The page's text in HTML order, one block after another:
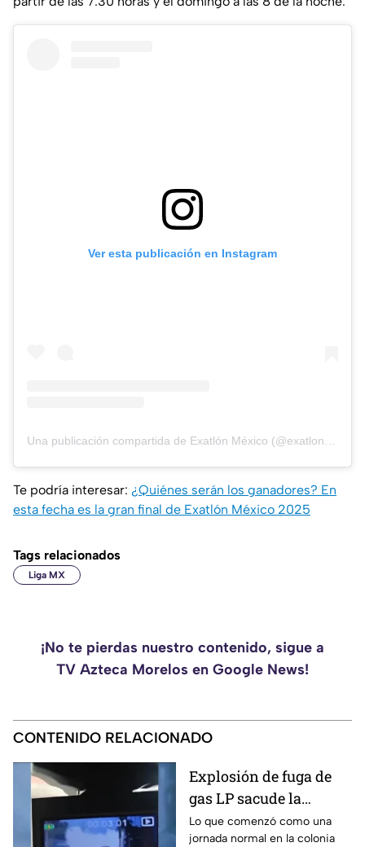
Ver esta publicación en Instagram
Una publicación compartida de Exatlón México (@exatlonmx)
Te podría interesar: ¿Quiénes serán los ganadores? En
esta fecha es la gran final de Exatlón México 2025
Tags relacionados
Liga MX
¡No te pierdas nuestro contenido, sigue a
TV Azteca Morelos en Google News!
CONTENIDO RELACIONADO
Explosión de fuga de
gas LP sacude la
colonia Las Granjas
Lo que comenzó como una
jornada normal en la colonia